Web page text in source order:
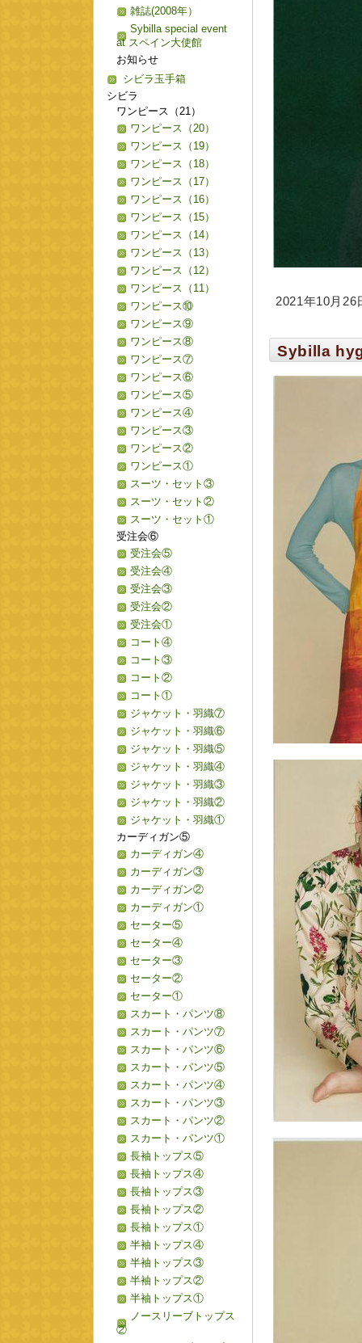
2021年10月
Sybilla
雑誌(2008年）
Sybilla special event
at スペイン大使館
お知らせ
シビラ玉手箱
シビラ
ワンピース（21）
ワンピース（20）
ワンピース（19）
ワンピース（18）
ワンピース（17）
ワンピース（16）
ワンピース（15）
ワンピース（14）
ワンピース（13）
ワンピース（12）
ワンピース（11）
ワンピース⑩
ワンピース⑨
ワンピース⑧
ワンピース⑦
ワンピース⑥
ワンピース⑤
ワンピース④
ワンピース③
ワンピース②
ワンピース①
スーツ・セット③
スーツ・セット②
スーツ・セット①
受注会⑥
受注会⑤
受注会④
受注会③
受注会②
受注会①
コート④
コート③
コート②
コート①
ジャケット・羽織⑦
ジャケット・羽織⑥
ジャケット・羽織⑤
ジャケット・羽織④
ジャケット・羽織③
ジャケット・羽織②
ジャケット・羽織①
カーディガン⑤
カーディガン④
カーディガン③
カーディガン②
カーディガン①
セーター⑤
セーター④
セーター③
セーター②
セーター①
スカート・パンツ⑧
スカート・パンツ⑦
スカート・パンツ⑥
スカート・パンツ⑤
スカート・パンツ④
スカート・パンツ③
スカート・パンツ②
スカート・パンツ①
長袖トップス⑤
長袖トップス④
長袖トップス③
長袖トップス②
長袖トップス①
半袖トップス④
半袖トップス③
半袖トップス②
半袖トップス①
ノースリーブトップス
②